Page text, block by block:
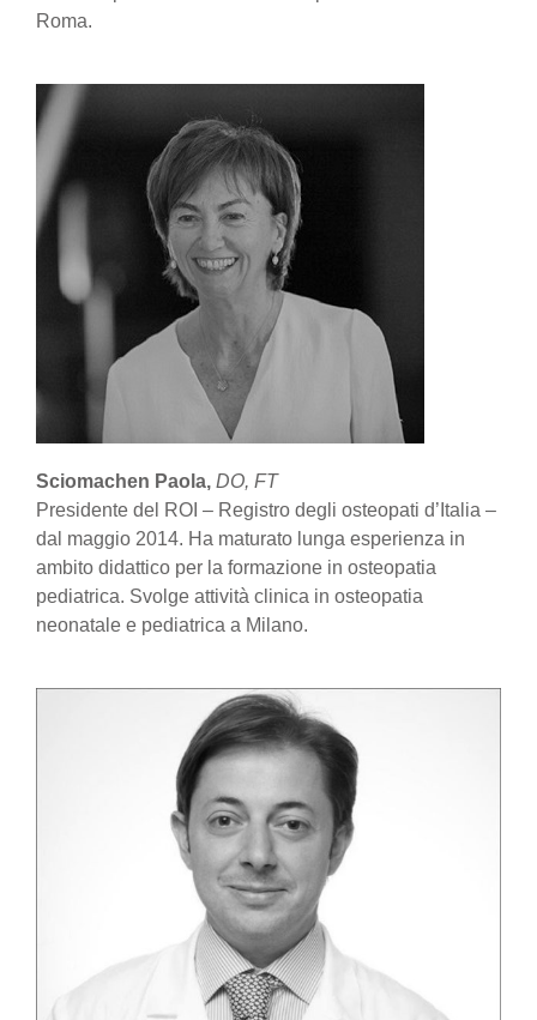
Roma.
Sciomachen Paola, DO, FT
Presidente del ROI – Registro degli osteopati d’Italia –
dal maggio 2014. Ha maturato lunga esperienza in
ambito didattico per la formazione in osteopatia
pediatrica. Svolge attività clinica in osteopatia
neonatale e pediatrica a Milano.